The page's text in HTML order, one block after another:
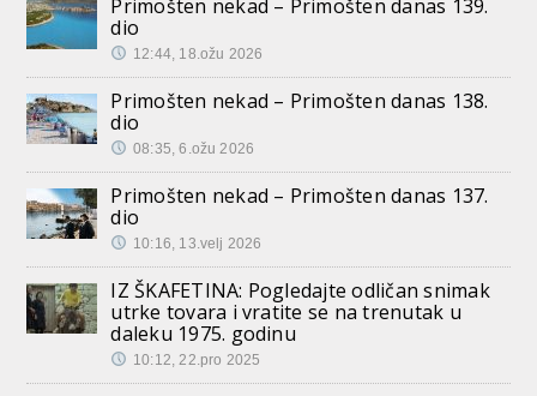
Primošten nekad – Primošten danas 139.
dio
12:44, 18.ožu 2026
Primošten nekad – Primošten danas 138.
dio
08:35, 6.ožu 2026
Primošten nekad – Primošten danas 137.
dio
10:16, 13.velj 2026
IZ ŠKAFETINA: Pogledajte odličan snimak
utrke tovara i vratite se na trenutak u
daleku 1975. godinu
10:12, 22.pro 2025